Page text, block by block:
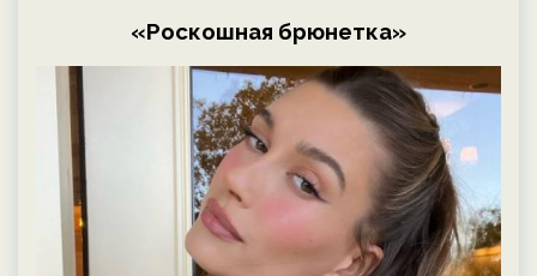
«Роскошная брюнетка»